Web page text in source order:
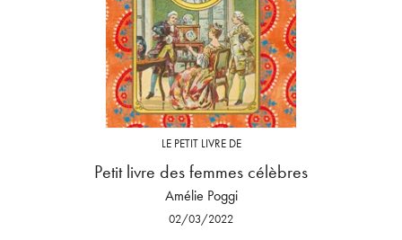
LE PETIT LIVRE DE
Petit livre des femmes célèbres
Amélie Poggi
02/03/2022